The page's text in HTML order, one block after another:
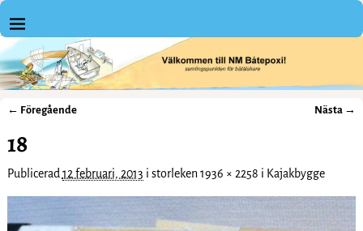
← Föregående Nästa →
18
Publicerad 12 februari, 2013 i storleken 1936 × 2258 i Kajakbygge